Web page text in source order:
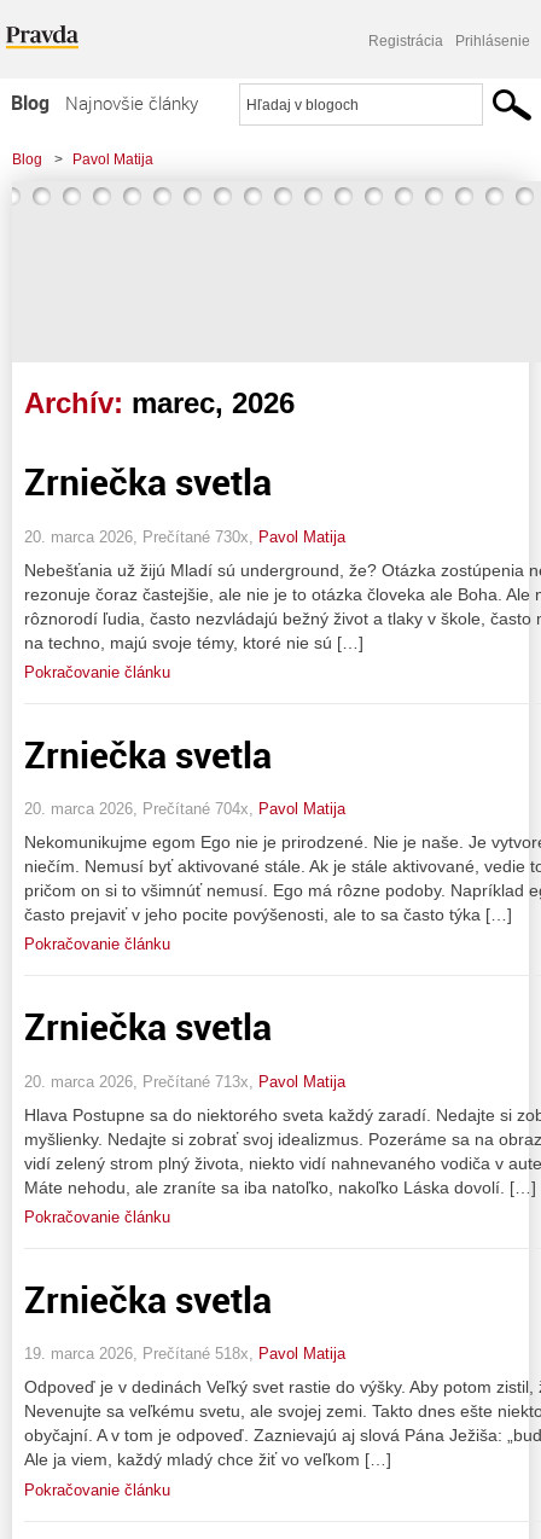
Registrácia Prihlásenie
Blog
Najnovšie články
Najčítanejšie články
Najkomentovanejšie články
Blog > Pavol Matija
Archív: marec, 2026
Zrniečka svetla
20. marca 2026, Prečítané 730x, Pavol Matija
Nebešťania už žijú Mladí sú underground, že? Otázka zostúpenia
rezonuje čoraz častejšie, ale nie je to otázka človeka ale Boha.
rôznorodí ľudia, často nezvládajú bežný život a tlaky v škole, často
na techno, majú svoje témy, ktoré nie sú […]
Pokračovanie článku
Zrniečka svetla
20. marca 2026, Prečítané 704x, Pavol Matija
Nekomunikujme egom Ego nie je prirodzené. Nie je naše. Je
niečím. Nemusí byť aktivované stále. Ak je stále aktivované, vedie
pričom on si to všimnúť nemusí. Ego má rôzne podoby. Napríklad
často prejaviť v jeho pocite povýšenosti, ale to sa často týka […]
Pokračovanie článku
Zrniečka svetla
20. marca 2026, Prečítané 713x, Pavol Matija
Hlava Postupne sa do niektorého sveta každý zaradí. Nedajte si
myšlienky. Nedajte si zobrať svoj idealizmus. Pozeráme sa na
vidí zelený strom plný života, niekto vidí nahnevaného vodiča v
Máte nehodu, ale zraníte sa iba natoľko, nakoľko Láska dovolí. […]
Pokračovanie článku
Zrniečka svetla
19. marca 2026, Prečítané 518x, Pavol Matija
Odpoveď je v dedinách Veľký svet rastie do výšky. Aby potom
Nevenujte sa veľkému svetu, ale svojej zemi. Takto dnes ešte
obyčajní. A v tom je odpoveď. Zaznievajú aj slová Pána Ježiša:
Ale ja viem, každý mladý chce žiť vo veľkom […]
Pokračovanie článku